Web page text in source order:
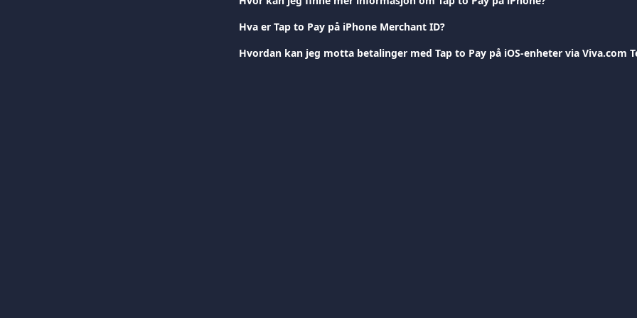
Hva er Tap to Pay på iPhone Merchant ID?
Hvordan kan jeg motta betalinger med Tap to Pay på iOS-enheter via Viva.com